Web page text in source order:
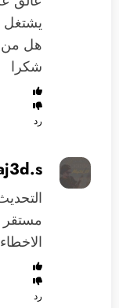
يشتغل
هل من
شكرا
رد
مستقر
رد